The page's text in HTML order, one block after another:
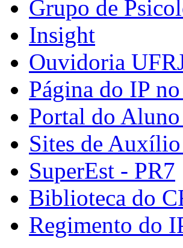
Grupo de
Insight
Ouvidoria
Página do IP
Portal do
Sites de Auxílio
SuperEst - PR7
Biblioteca do
Regimento do